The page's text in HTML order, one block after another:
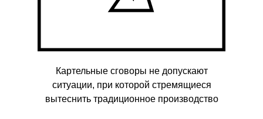
Картельные сговоры не допускают
ситуации, при которой стремящиеся
вытеснить традиционное производство